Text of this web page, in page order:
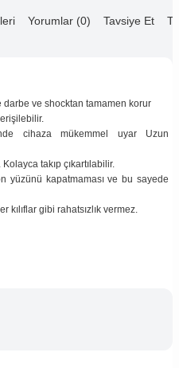
Yorumlar (0) Tavsiye Et
darbe ve shocktan tamamen korur
erişilebilir.
cihaza mükemmel uyar Uzun
takıp çıkartılabilir.
yüzünü kapatmaması ve bu sayede
kılıflar gibi rahatsızlık vermez.